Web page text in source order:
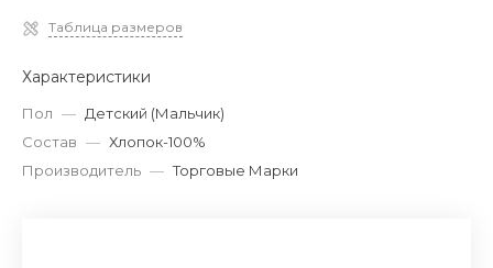
Таблица размеров
Характеристики
Пол — Детский (Мальчик)
Состав — Хлопок-100%
Производитель — Торговые Марки